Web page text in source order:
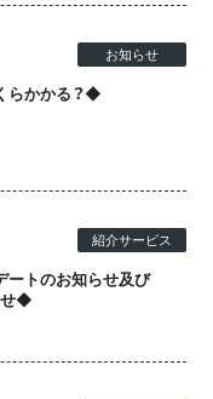
お知らせ
らかかる？◆
紹介サービス
トのお知らせ及び
せ◆